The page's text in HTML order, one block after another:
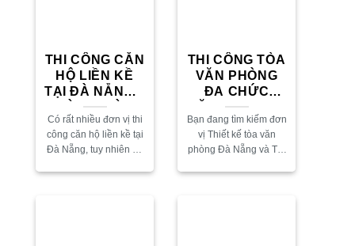
THI CÔNG CĂN
HỘ LIỀN KỀ
TẠI ĐÀ NẴNG –
NHÀ A.HOÀNG
Có rất nhiều đơn vị thi
công căn hộ liền kề tại
Đà Nẵng, tuy nhiên để
THI CÔNG TÒA
VĂN PHÒNG
ĐA CHỨC
NĂNG NAMIAN
Bạn đang tìm kiếm đơn
vị Thiết kế tòa văn
phòng Đà Nẵng và Thi